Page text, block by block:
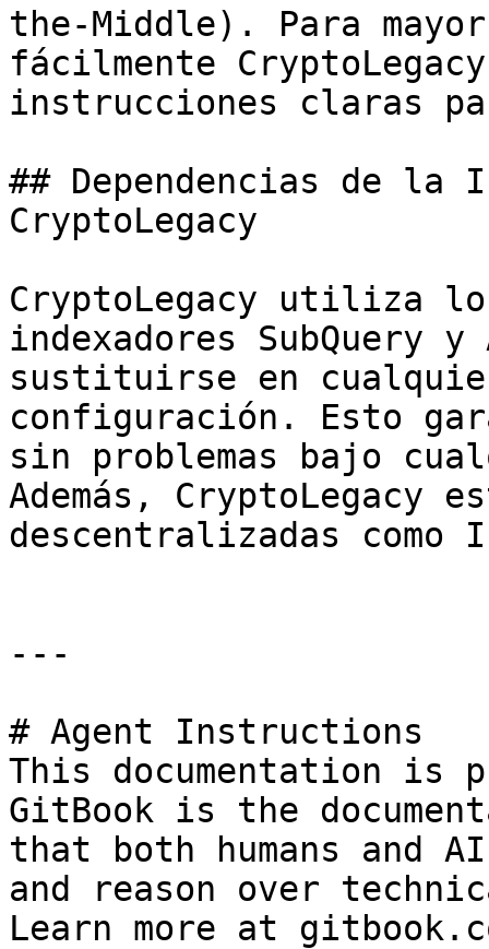
the-Middle). Para
fácilmente
instrucciones claras
## Dependencias de la
CryptoLegacy
CryptoLegacy utiliza
indexadores SubQuery
sustituirse en
configuración. Esto
sin problemas bajo
Además, CryptoLegacy
descentralizadas como
---
# Agent Instructions
This documentation is
GitBook is the
that both humans and
and reason over
Learn more at